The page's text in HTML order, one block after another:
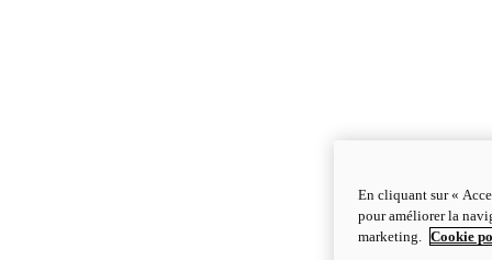
En cliquant sur «
pour améliorer la
marketing.
Cookie